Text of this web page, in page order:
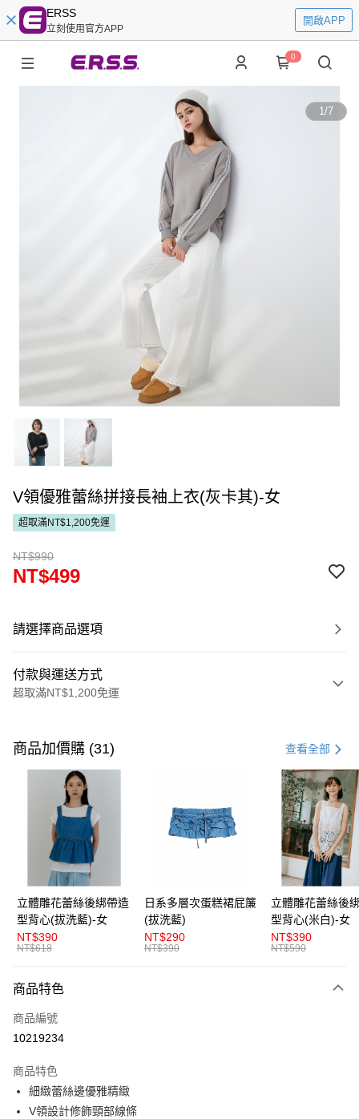
ERSS
立刻使用官方APP
開啟APP
0
1/7
V領優雅蕾絲拼接長袖上衣(灰卡其)-女
超取滿NT$1,200免運
NT$990
NT$499
請選擇商品選項
付款與運送方式
超取滿NT$1,200免運
信用卡一次付款
超商取貨付款
LINE Pay
Apple Pay
街口支付
悠遊付
AFTEE先享後付
相關說明
便利好安心！
２．便利：只要手機號碼，簡訊認證，即可結帳。
３．安心：先確認商品／服務後，再付款。
【「AFTEE先享後付」結帳流程】
１．於結帳方式選擇「AFTEE先享後付」後，將跳轉至「AFTEE先享後付」
結帳頁面，進行簡訊認證並確認金額後，即可完成結帳。
２．訂單成立數日內，您將收到繳費通知簡訊。
運送方式
全家取貨付款
付款後全家取貨
每筆NT$80，滿NT$1,200(含以上)免運費
商品加價購 (31) 查看全部
立體雕花蕾絲後綁帶造
型背心(拔洗藍)-女
NT$390
NT$618
日系多層次蛋糕裙屁簾
(拔洗藍)
NT$290
NT$390
立體雕花蕾絲後
型背心(米白)-女
NT$390
NT$590
商品特色
商品編號
10219234
商品特色
細緻蕾絲邊優雅精緻
V領設計修飾頸部線條